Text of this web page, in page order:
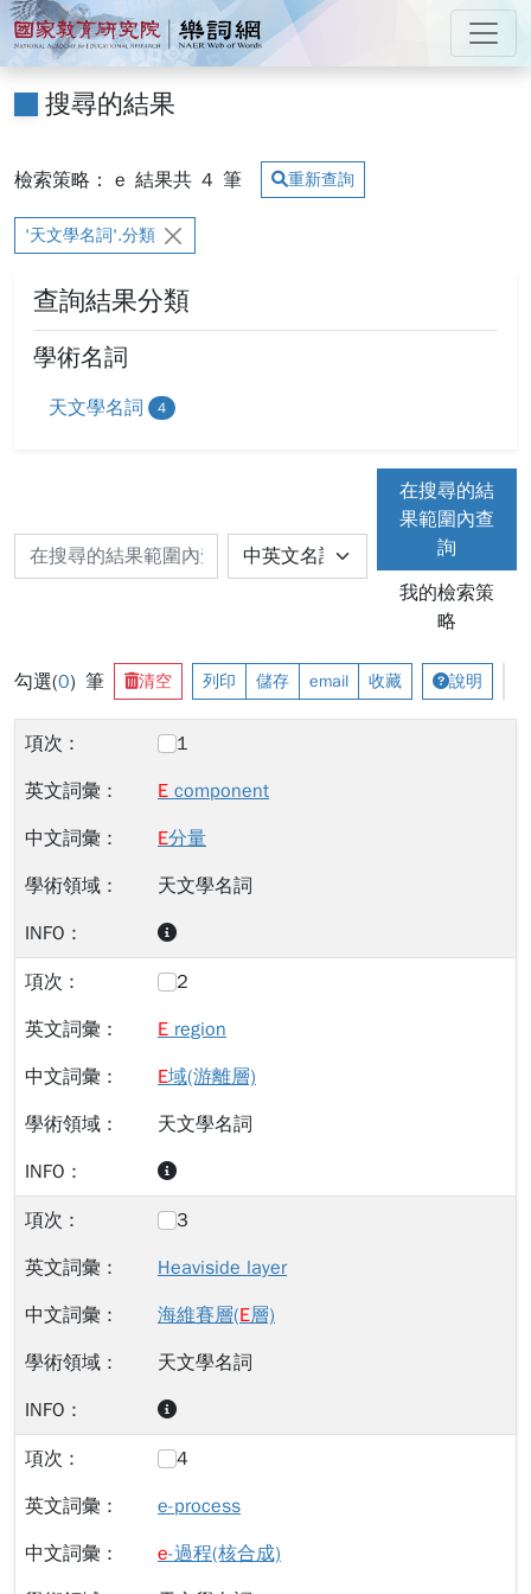
跳到主要內容
:::
國家教育研究院 樂詞網
搜尋的結果
檢索策略： e 結果共 4 筆 重新查詢
'天文學名詞'.分類
查詢結果分類
學術名詞
天文學名詞 4
在搜尋的結
果範圍內查
詢
我的檢索策
略
勾選(0) 筆 清空 列印 儲存 email 收藏 說明
1
E component
E分量
天文學名詞
2
E region
E域(游離層)
天文學名詞
3
Heaviside layer
海維賽層(E層)
天文學名詞
4
e-process
e-過程(核合成)